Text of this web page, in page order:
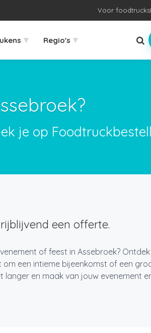
Voor foodtrucks
▾ Regio's ▾
je op
een offerte.
of feest in Assebroek?
een intieme bijeenkomst of een
en maak van jouw evenement